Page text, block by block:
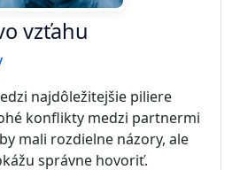
vzťahu
najdôležitejšie piliere
konflikty medzi partnermi
mali rozdielne názory, ale
správne hovoriť.